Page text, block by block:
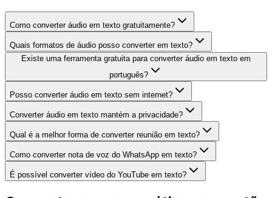
Como converter áudio em texto gratuitamente?
Quais formatos de áudio posso converter em texto?
Existe uma ferramenta gratuita para converter áudio em texto em
português?
Posso converter áudio em texto sem internet?
Converter áudio em texto mantém a privacidade?
Qual é a melhor forma de converter reunião em texto?
Como converter nota de voz do WhatsApp em texto?
É possível converter vídeo do YouTube em texto?